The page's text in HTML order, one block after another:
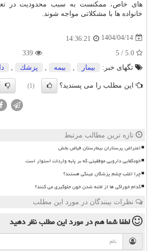
های خاص، ممکنست به سبب محدودیت در
خانواده ها با مشکلاتی مواجه شوند.
1404/04/14
14:36:21
تگهای خبر:
بیمار بیمه پزشك
این مطلب را می پسندید؟ (1)
تازه ترین مطالب مرتبط
اعتراض پرستاران بیمارستان فیاض بخش
خودکفایی دارویی موفقیتی که بر پایه واردات استوار است
چرا اغلب چشم پزشکان عینکی هستند؟
کدام خوراکی ها از لخته شدن خون جلوگیری می کنند؟
نظرات بینندگان در مورد این مطلب
لطفا شما همدر مورد این مطلبنظر دهید